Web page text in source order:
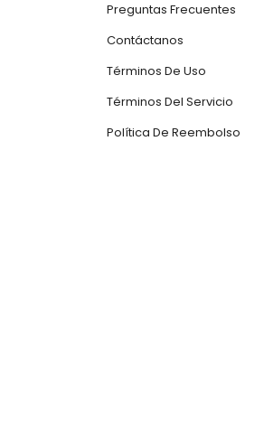
Preguntas Frecuentes
Contáctanos
Términos De Uso
Términos Del Servicio
Política De Reembolso